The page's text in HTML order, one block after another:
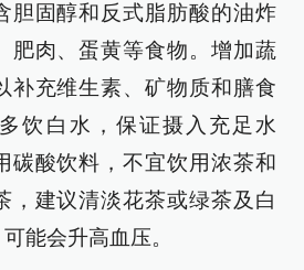
胆固醇和反式脂肪酸的油炸
肥肉、蛋黄等食物。增加蔬
补充维生素、矿物质和膳食
饮白水，保证摄入充足水
碳酸饮料，不宜饮用浓茶和
，建议清淡花茶或绿茶及白
能会升高血压。